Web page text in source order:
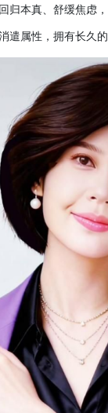
归本真、舒缓焦虑
遣属性，拥有长久